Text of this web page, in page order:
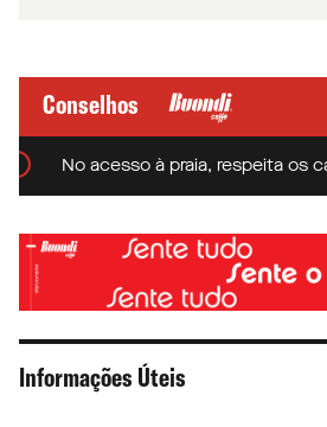
Conselhos
No acesso à praia, respeita os
Informações Úteis